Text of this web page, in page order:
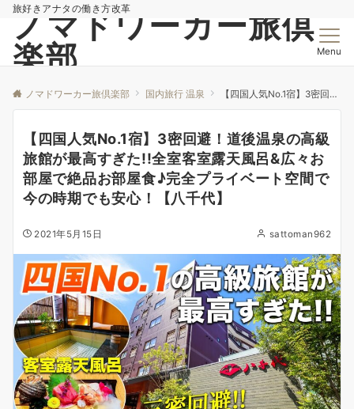
旅好きアナタの働き方改革
ノマドワーカー旅倶
楽部
Menu
ノマドワーカー旅倶楽部 国内旅行 温泉 【四国人気No.1宿】3密回避！道後温泉の高級旅館が最高すぎた!!全室客室露天風呂&広々お部屋で絶品お部屋食♪完全プライベート空間で今の時期でも安心！【八千代】
【四国人気No.1宿】3密回避！道後温泉の高級
旅館が最高すぎた!!全室客室露天風呂&広々お
部屋で絶品お部屋食♪完全プライベート空間で
今の時期でも安心！【八千代】
2021年5月15日 sattoman962